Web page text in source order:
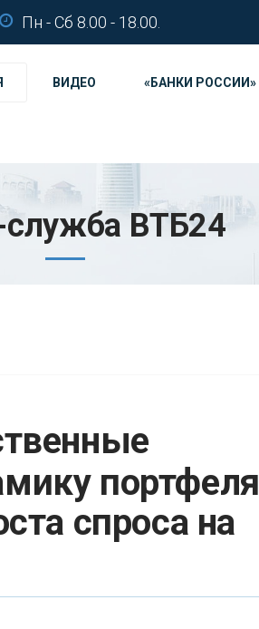
Пн - Сб 8.00 - 18.00.
ВИДЕО «БАНКИ РОССИИ»
служба ВТБ24
портфеля
спроса на